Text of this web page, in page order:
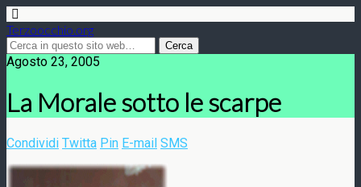
Terzoocchio.org
Agosto 23, 2005
La Morale sotto le scarpe
Condividi Twitta Pin E-mail SMS